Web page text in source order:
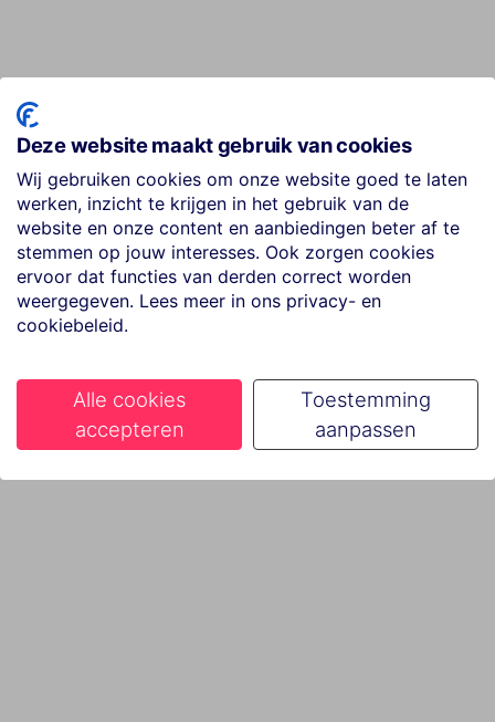
Deze website maakt gebruik van cookies
Wij gebruiken cookies om onze website goed te laten
werken, inzicht te krijgen in het gebruik van de
website en onze content en aanbiedingen beter af te
stemmen op jouw interesses. Ook zorgen cookies
ervoor dat functies van derden correct worden
weergegeven. Lees meer in ons privacy- en
cookiebeleid.
Alle cookies
accepteren
Toestemming
aanpassen